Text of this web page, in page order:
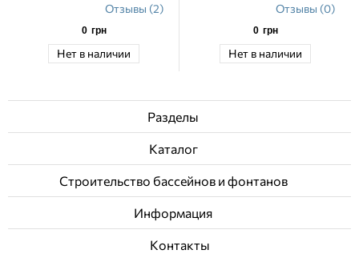
Отзывы (2)
0 грн
Нет в наличии
Отзывы (0)
0 грн
Нет в наличии
Разделы
Каталог
Строительство бассейнов и фонтанов
Информация
Контакты